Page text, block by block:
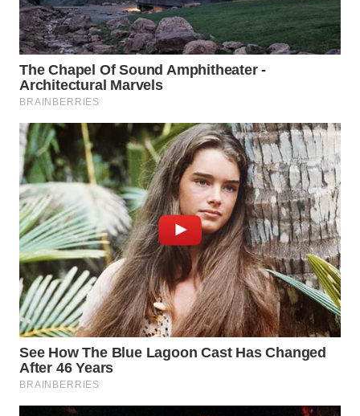
WN
BEKASI
WN
BOGOR
WN
DEPOK
WN
TAPANULI
UTARA
WN
SAMOSIR
WN
PADANG
LAWAS
WN